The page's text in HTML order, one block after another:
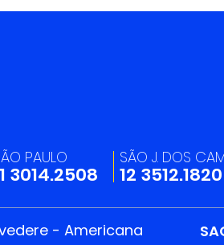
PAULO
3014.2508
SÃO J. DOS
12 3512.1820
- Americana